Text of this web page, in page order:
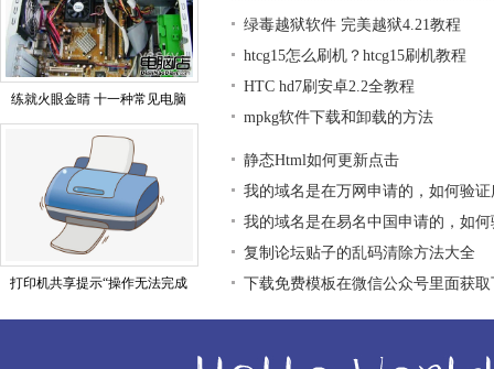
练就火眼金睛 十一种常见电脑
打印机共享提示“操作无法完成
绿毒越狱软件 完美越狱4.21教程
htcg15怎么刷机？htcg15刷机教程
HTC hd7刷安卓2.2全教程
mpkg软件下载和卸载的方法
静态Html如何更新点击
我的域名是在万网申请的，如何验
我的域名是在易名中国申请的，如
复制论坛贴子的乱码清除方法大全
下载免费模板在微信公众号里面获